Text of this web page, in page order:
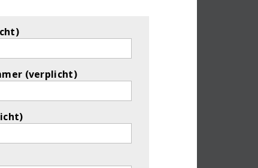
(verplicht)